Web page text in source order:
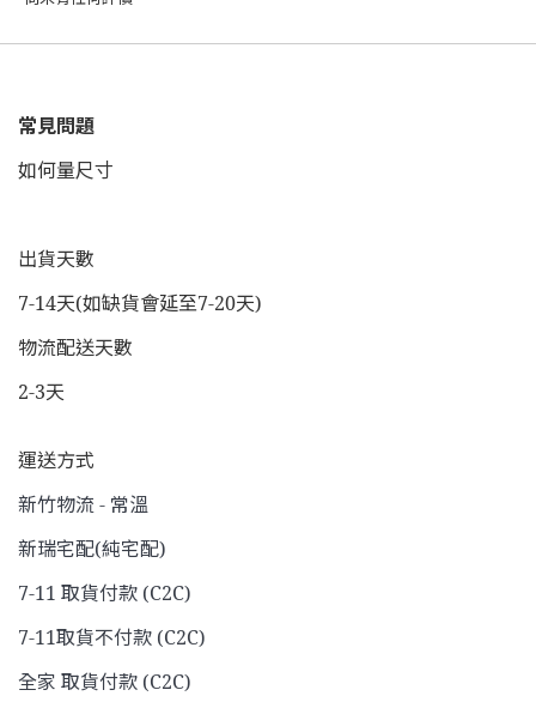
常見問題
如何量尺寸
出貨天數
7-14天(如缺貨會延至7-20天)
物流配送天數
2-3天
運送方式
新竹物流 - 常溫
新瑞宅配(純宅配)
7-11 取貨付款 (C2C)
7-11取貨不付款 (C2C)
全家 取貨付款 (C2C)